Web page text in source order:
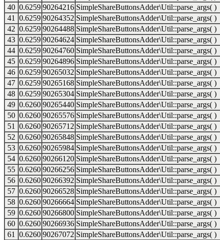
40 0.6259 90264216 SimpleShareButtonsAdder\Util::parse_args( )
41
0.6259 90264352 SimpleShareButtonsAdder\Util::parse_args( )
42 0.6259 90264488 SimpleShareButtonsAdder\Util::parse_args( )
43 0.6259 90264624 SimpleShareButtonsAdder\Util::parse_args( )
44 0.6259 90264760 SimpleShareButtonsAdder\Util::parse_args( )
45 0.6259 90264896 SimpleShareButtonsAdder\Util::parse_args( )
46 0.6259 90265032 SimpleShareButtonsAdder\Util::parse_args( )
47 0.6259 90265168 SimpleShareButtonsAdder\Util::parse_args( )
48 0.6259 90265304 SimpleShareButtonsAdder\Util::parse_args( )
49 0.6260 90265440 SimpleShareButtonsAdder\Util::parse_args( )
50 0.6260 90265576 SimpleShareButtonsAdder\Util::parse_args( )
51
0.6260 90265712 SimpleShareButtonsAdder\Util::parse_args( )
52 0.6260 90265848 SimpleShareButtonsAdder\Util::parse_args( )
53 0.6260 90265984 SimpleShareButtonsAdder\Util::parse_args( )
54 0.6260 90266120 SimpleShareButtonsAdder\Util::parse_args( )
55 0.6260 90266256 SimpleShareButtonsAdder\Util::parse_args( )
56 0.6260 90266392 SimpleShareButtonsAdder\Util::parse_args( )
57 0.6260 90266528 SimpleShareButtonsAdder\Util::parse_args( )
58 0.6260 90266664 SimpleShareButtonsAdder\Util::parse_args( )
59 0.6260 90266800 SimpleShareButtonsAdder\Util::parse_args( )
60 0.6260 90266936 SimpleShareButtonsAdder\Util::parse_args( )
61
0.6260 90267072 SimpleShareButtonsAdder\Util::parse_args( )